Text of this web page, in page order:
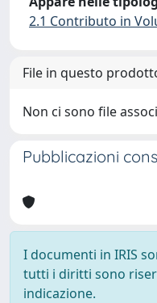
2.1 Contributo in
File in questo
Non ci sono file
Pubblicazioni
I documenti in IRIS
tutti i diritti sono
indicazione.